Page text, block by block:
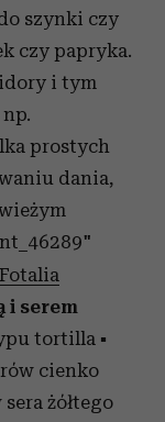
szynki czy
czy papryka.
i tym
prostych
dania,
i serem
tortilla ▪
cienko
żółtego